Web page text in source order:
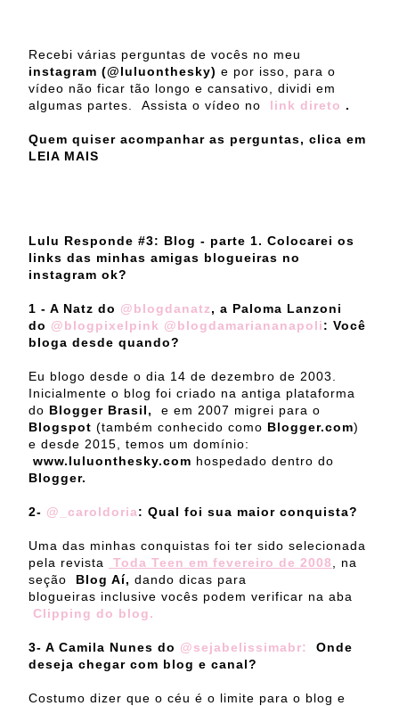
Recebi várias perguntas de vocês no meu
instagram (@luluonthesky) e por isso, para o
vídeo não ficar tão longo e cansativo, dividi em
algumas partes. Assista o vídeo no
link direto .
Quem quiser acompanhar as perguntas, clica em
LEIA MAIS
Lulu Responde #3: Blog - parte 1. Colocarei os
links das minhas amigas blogueiras no
instagram ok?
1 - A Natz do @blogdanatz, a Paloma Lanzoni
do @blogpixelpink @blogdamariananapoli: Você
bloga desde quando?
Eu blogo desde o dia 14 de dezembro de 2003.
Inicialmente o blog foi criado na antiga plataforma
do Blogger Brasil,
e em 2007 migrei para o
Blogspot (também conhecido como Blogger.com)
e desde 2015, temos um domínio:
www.luluonthesky.com hospedado dentro do
Blogger.
2- @_caroldoria: Qual foi sua maior conquista?
Uma das minhas conquistas foi ter sido selecionada
pela revista
Toda Teen em fevereiro de 2008
, na
seção
Blog Aí, dando dicas para
blogueiras inclusive vocês podem verificar na aba
Clipping do blog.
3- A Camila Nunes do @sejabelissimabr:
Onde
deseja chegar com blog e canal?
Costumo dizer que o céu é o limite para o blog e